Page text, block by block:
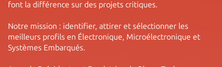
font la différence sur des projets critiques.
Notre mission : identifier, attirer et sélectionner les
meilleurs profils en Électronique, Microélectronique et
Systèmes Embarqués.